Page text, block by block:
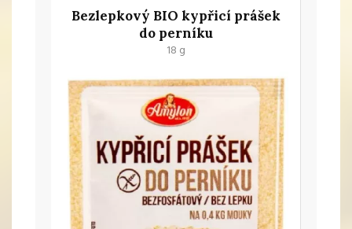
Bezlepkový BIO kypřicí prášek
do perníku
18 g